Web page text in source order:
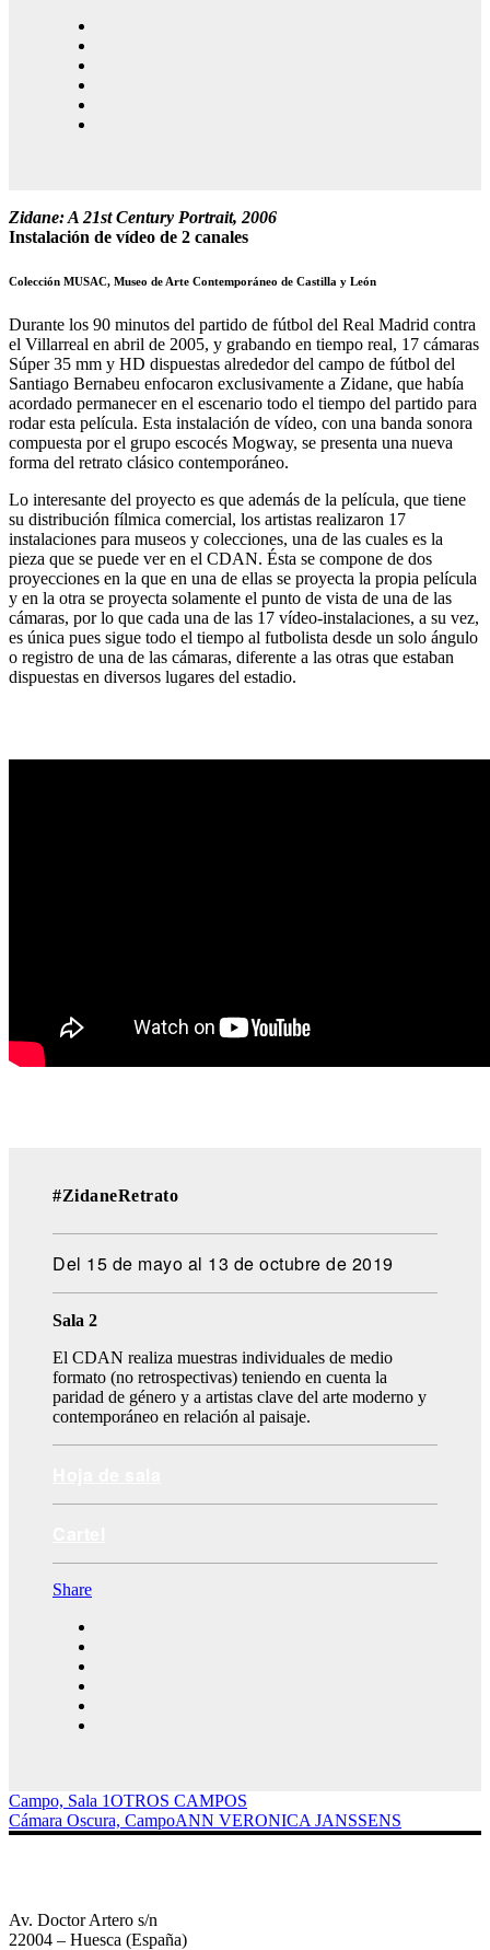
Zidane: A 21st Century Portrait, 2006
Instalación de vídeo de 2 canales
Colección MUSAC, Museo de Arte Contemporáneo de Castilla y León
Durante los 90 minutos del partido de fútbol del Real Madrid contra
el Villarreal en abril de 2005, y grabando en tiempo real, 17 cámaras
Súper 35 mm y HD dispuestas alrededor del campo de fútbol del
Santiago Bernabeu enfocaron exclusivamente a Zidane, que había
acordado permanecer en el escenario todo el tiempo del partido para
rodar esta película. Esta instalación de vídeo, con una banda sonora
compuesta por el grupo escocés Mogway, se presenta una nueva
forma del retrato clásico contemporáneo.
Lo interesante del proyecto es que además de la película, que tiene
su distribución fílmica comercial, los artistas realizaron 17
instalaciones para museos y colecciones, una de las cuales es la
pieza que se puede ver en el CDAN. Ésta se compone de dos
proyecciones en la que en una de ellas se proyecta la propia película
y en la otra se proyecta solamente el punto de vista de una de las
cámaras, por lo que cada una de las 17 vídeo-instalaciones, a su vez,
es única pues sigue todo el tiempo al futbolista desde un solo ángulo
o registro de una de las cámaras, diferente a las otras que estaban
dispuestas en diversos lugares del estadio.
#ZidaneRetrato
Del 15 de mayo al 13 de octubre de 2019
Sala 2
El CDAN realiza muestras individuales de medio
formato (no retrospectivas) teniendo en cuenta la
paridad de género y a artistas clave del arte moderno y
contemporáneo en relación al paisaje.
Share
Campo, Sala 1OTROS CAMPOS
Cámara Oscura, CampoANN VERONICA JANSSENS
Av. Doctor Artero s/n
22004 – Huesca (España)